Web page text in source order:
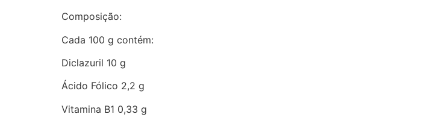
Composição:
Cada 100 g contém:
Diclazuril 10 g
Ácido Fólico 2,2 g
Vitamina B1 0,33 g